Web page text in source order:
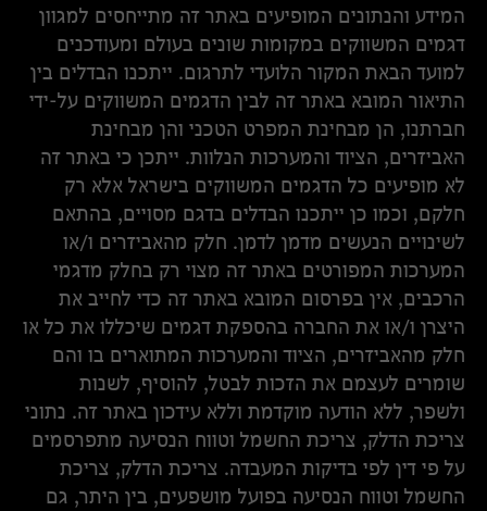
המידע והנתונים המופיעים באתר זה מתייחסים למגוון
דגמים המשווקים במקומות שונים בעולם ומעודכנים
למועד הבאת המקור הלועדי לתרגום. ייתכנו הבדלים בין
התיאור המובא באתר זה לבין הדגמים המשווקים על-ידי
חברתנו, הן מבחינת המפרט הטכני והן מבחינת
האביזרים, הציוד והמערכות הנלוות. ייתכן כי באתר זה
לא מופיעים כל הדגמים המשווקים בישראל אלא רק
חלקם, וכמו כן ייתכנו הבדלים בדגם מסויים, בהתאם
לשינויים הנעשים מדמן לדמן. חלק מהאביזרים ו/או
המערכות המפורטים באתר זה מצוי רק בחלק מדגמי
הרכבים, אין בפרסום המובא באתר זה כדי לחייב את
היצרן ו/או את החברה בהספקת דגמים שיכללו את כל או
חלק מהאביזרים, הציוד והמערכות המתוארים בו והם
שומרים לעצמם את הזכות לבטל, להוסיף, לשנות
ולשפר, ללא הודעה מוקדמת וללא עידכון באתר זה. נתוני
צריכת הדלק, צריכת החשמל וטווח הנסיעה מתפרסמים
על פי דין לפי בדיקות המעבדה. צריכת הדלק, צריכת
החשמל וטווח הנסיעה בפועל מושפעים, בין היתר, גם